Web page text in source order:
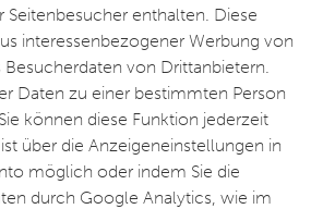
Seitenbesucher enthalten. Diese
interessenbezogener Werbung von
von Drittanbietern.
Daten zu einer bestimmten Person
können diese Funktion jederzeit
über die Anzeigeneinstellungen in
möglich oder indem Sie die
durch Google Analytics, wie im